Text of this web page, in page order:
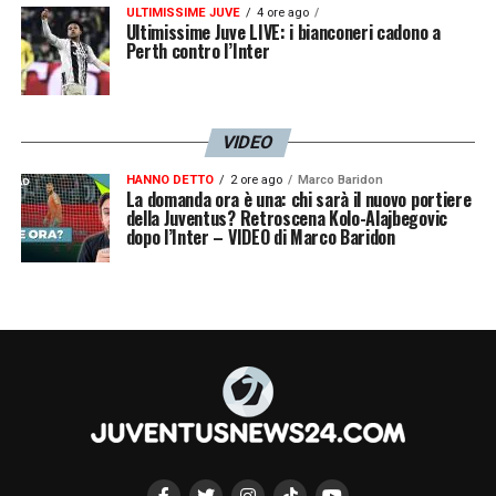
ULTIMISSIME JUVE 4 ore ago
Ultimissime Juve LIVE: i bianconeri cadono a
Perth contro l’Inter
VIDEO
HANNO DETTO 2 ore ago Marco Baridon
La domanda ora è una: chi sarà il nuovo portiere
della Juventus? Retroscena Kolo-Alajbegovic
dopo l’Inter – VIDEO di Marco Baridon